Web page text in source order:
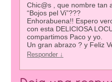
Chic@s , que nombre tan
“Bojos pel Vi”???
Enhorabuena!! Espero
con esta DELICIOSA
compartimos Paco y yo.
Un gran abrazo ? y Feliz
Responder ↓